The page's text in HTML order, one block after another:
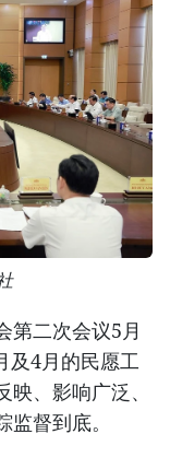
二次会议5月
及4月的民愿工
、影响广泛、
督到底。